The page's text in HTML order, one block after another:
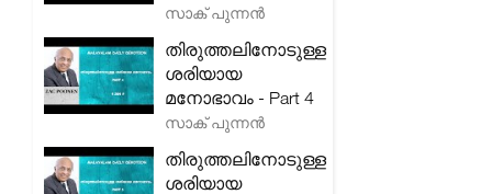
സാക് പുന്നൻ
തിരുത്തലിനോടുള്ള
ശരിയായ
മനോഭാവം - Part 4
സാക് പുന്നൻ
തിരുത്തലിനോടുള്ള
ശരിയായ